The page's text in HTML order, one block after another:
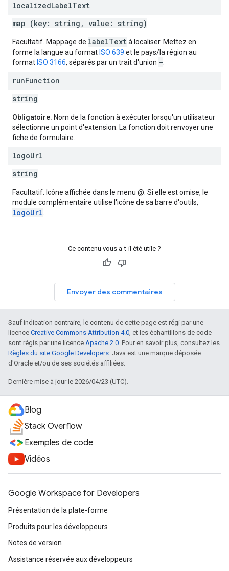
localizedLabelText
map (key: string, value: string)
Facultatif. Mappage de labelTextà localiser. Mettez en
forme la langue au format ISO 639 et le pays/la région au
format ISO 3166, séparés par un trait d'union -
runFunction
string
Obligatoire. Nom de la fonction à exécuter lorsqu'un utilisateur
sélectionne un point d'extension. La fonction doit renvoyer une
fiche de formulaire.
logoUrl
string
Facultatif. Icône affichée dans le menu @. Si elle est omise, le
module complémentaire utilise l'icône de sa barre d'outils,
logoUrl
Ce contenu vous a-t-il été utile ?
Envoyer des commentaires
Sauf indication contraire, le contenu de cette page est régi par une
licence Creative Commons Attribution 4.0, et les échantillons de code
sont régis par une licence Apache 2.0. Pour en savoir plus, consultez les
Règles du site Google Developers. Java est une marque déposée
d'Oracle et/ou de ses sociétés affiliées.
Dernière mise à jour le 2026/04/23 (UTC).
Blog
Stack Overflow
Exemples de code
Vidéos
Google Workspace for Developers
Présentation de la plate-forme
Produits pour les développeurs
Notes de version
Assistance réservée aux développeurs